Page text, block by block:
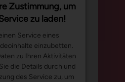
Zustimmung, um
zu laden!
Service eines
einzubetten.
zu Ihren Aktivitäten
die Details durch und
des Service zu, um